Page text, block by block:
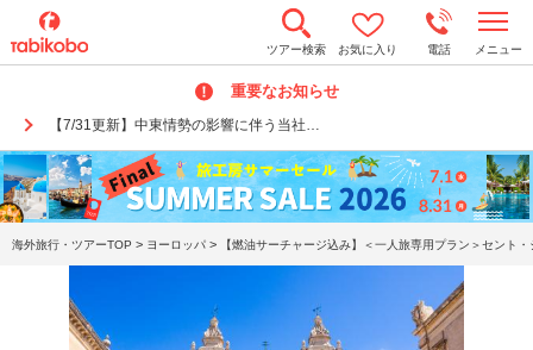
ツアー検索 お気に入り 電話 メニュー
重要なお知らせ
【7/31更新】中東情勢の影響に伴う当社…
o
n
a
v
i
g
a
t
海外旅行・ツアーTOP > ヨーロッパ > 【燃油サーチャージ込み】＜一人旅専用プラン＞セン